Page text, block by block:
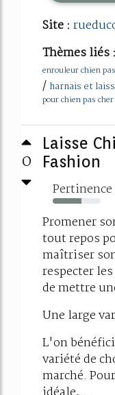
Site :
Thèmes liés :
enrouleur chien
/ harnais et
pour chien pas cher
0
Laisse
Fashion
Pertinence
60%
Promener
tout repos
maîtriser
respecter
de mettre
Une large
L'on
variété de
marché.